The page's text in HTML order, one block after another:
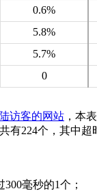
0.6%
5.8%
5.7%
0
访客的网站 ，本
224个，其中
毫秒的1个；